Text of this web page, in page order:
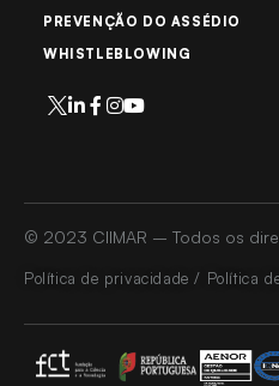
PREVENÇÃO DO ASSÉDIO
WHISTLEBLOWING
© 2023 CIIMAR – Todos os
Política de privacidade / Política